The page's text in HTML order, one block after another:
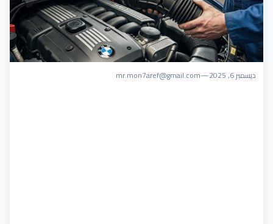
ديسمبر 6, 2025 —
mr.mon7aref@gmail.com